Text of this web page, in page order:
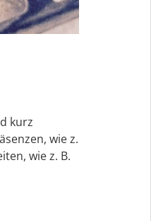
kurz
wie z.
wie z. B.